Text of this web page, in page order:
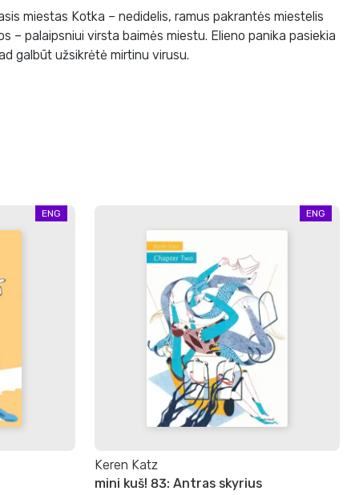
miestas Kotka – nedidelis, ramus pakrantės miestelis
– palaipsniui virsta baimės miestu. Elieno panika pasiekia
galbūt užsikrėtė mirtinu virusu.
ENG ENG
Keren Katz
mini kuš! 83: Antras skyrius